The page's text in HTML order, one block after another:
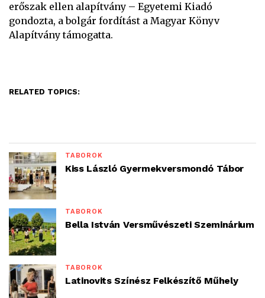
erőszak ellen alapítvány – Egyetemi Kiadó
gondozta, a bolgár fordítást a Magyar Könyv
Alapítvány támogatta.
RELATED TOPICS:
TÁBOROK
Kiss László Gyermekversmondó Tábor
TÁBOROK
Bella István Versművészeti Szeminárium
TÁBOROK
Latinovits Színész Felkészítő Műhely